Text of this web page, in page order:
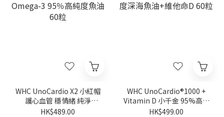
WHC UnoCardio X2 小紅帽
護心血管 穩情緒 純淨
Omega-3 95％高純度魚油
HK$489.00
WHC UnoCardio®1000 +
Vitamin D 小千金 95%高純
度深海魚油+維他命D 60粒
HK$499.00